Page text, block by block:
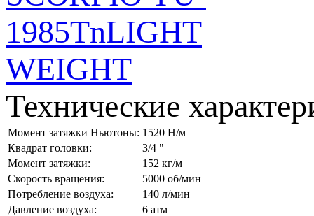
Технические
Момент затяжки Ньютоны: 1520 Н/м
Квадрат головки:
3/4 "
Момент затяжки:
152 кг/м
Скорость вращения:
5000 об/мин
Потребление воздуха:
140 л/мин
Давление воздуха:
6 атм